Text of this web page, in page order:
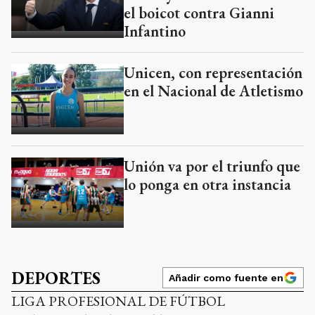
el boicot contra Gianni
Infantino
Unicen, con representación
en el Nacional de Atletismo
Unión va por el triunfo que
lo ponga en otra instancia
DEPORTES Añadir como fuente en
LIGA PROFESIONAL DE FÚTBOL